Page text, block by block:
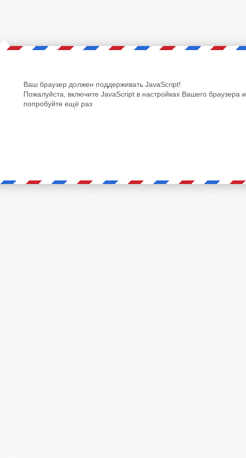
Ваш браузер должен поддерживать JavaScript!
Пожалуйста, включите JavaScript в настройках Вашего браузера и
попробуйте ещё раз